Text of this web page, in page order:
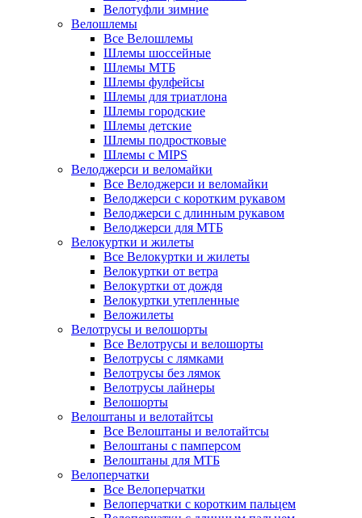
Велотуфли зимние
Велошлемы
Все Велошлемы
Шлемы шоссейные
Шлемы МТБ
Шлемы фулфейсы
Шлемы для триатлона
Шлемы городские
Шлемы детские
Шлемы подростковые
Шлемы с MIPS
Велоджерси и веломайки
Все Велоджерси и веломайки
Велоджерси с коротким рукавом
Велоджерси с длинным рукавом
Велоджерси для МТБ
Велокуртки и жилеты
Все Велокуртки и жилеты
Велокуртки от ветра
Велокуртки от дождя
Велокуртки утепленные
Веложилеты
Велотрусы и велошорты
Все Велотрусы и велошорты
Велотрусы с лямками
Велотрусы без лямок
Велотрусы лайнеры
Велошорты
Велоштаны и велотайтсы
Все Велоштаны и велотайтсы
Велоштаны с памперсом
Велоштаны для МТБ
Велоперчатки
Все Велоперчатки
Велоперчатки с коротким пальцем